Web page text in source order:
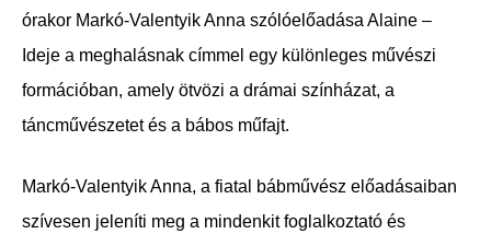
órakor Markó-Valentyik Anna szólóelőadása Alaine –
Ideje a meghalásnak címmel egy különleges művészi
formációban, amely ötvözi a drámai színházat, a
táncművészetet és a bábos műfajt.
Markó-Valentyik Anna, a fiatal bábművész előadásaiban
szívesen jeleníti meg a mindenkit foglalkoztató és